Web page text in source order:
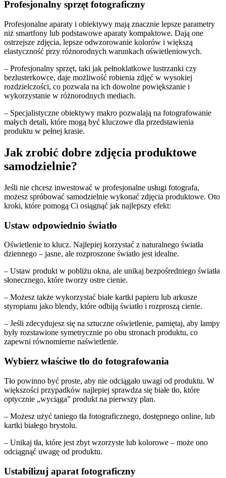
Profesjonalny sprzęt fotograficzny
Profesjonalne aparaty i obiektywy mają znacznie lepsze parametry
niż smartfony lub podstawowe aparaty kompaktowe. Dają one
ostrzejsze zdjęcia, lepsze odwzorowanie kolorów i większą
elastyczność przy różnorodnych warunkach oświetleniowych.
– Profesjonalny sprzęt, taki jak pełnoklatkowe lustrzanki czy
bezlusterkowce, daje możliwość robienia zdjęć w wysokiej
rozdzielczości, co pozwala na ich dowolne powiększanie i
wykorzystanie w różnorodnych mediach.
– Specjalistyczne obiektywy makro pozwalają na fotografowanie
małych detali, które mogą być kluczowe dla przedstawienia
produktu w pełnej krasie.
Jak zrobić dobre zdjęcia produktowe
samodzielnie?
Jeśli nie chcesz inwestować w profesjonalne usługi fotografa,
możesz spróbować samodzielnie wykonać zdjęcia produktowe. Oto
kroki, które pomogą Ci osiągnąć jak najlepszy efekt:
Ustaw odpowiednio światło
Oświetlenie to klucz. Najlepiej korzystać z naturalnego światła
dziennego – jasne, ale rozproszone światło jest idealne.
– Ustaw produkt w pobliżu okna, ale unikaj bezpośredniego światła
słonecznego, które tworzy ostre cienie.
– Możesz także wykorzystać białe kartki papieru lub arkusze
styropianu jako blendy, które odbiją światło i rozproszą cienie.
– Jeśli zdecydujesz się na sztuczne oświetlenie, pamiętaj, aby lampy
były rozstawione symetrycznie po obu stronach produktu, co
zapewni równomierne naświetlenie.
Wybierz właściwe tło do fotografowania
Tło powinno być proste, aby nie odciągało uwagi od produktu. W
większości przypadków najlepiej sprawdza się białe tło, które
optycznie „wyciąga” produkt na pierwszy plan.
– Możesz użyć taniego tła fotograficznego, dostępnego online, lub
kartki białego brystolu.
– Unikaj tła, które jest zbyt wzorzyste lub kolorowe – może ono
odciągnąć uwagę od produktu.
Ustabilizuj aparat fotograficzny